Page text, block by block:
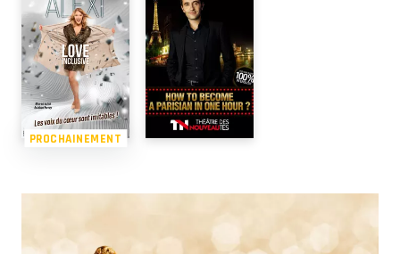
PROCHAINEMENT